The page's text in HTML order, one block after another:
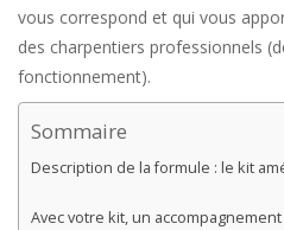
vous correspond et qui vous
des charpentiers professionnels
fonctionnement).
Sommaire
Description de la formule : le kit
Avec votre kit, un